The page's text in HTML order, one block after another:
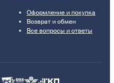
Оформление и покупка
Возврат и обмен
Все вопросы и ответы